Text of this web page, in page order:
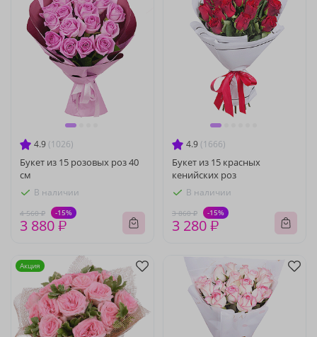
4.9 (1026)
Букет из 15 розовых роз 40
см
В наличии
4 560 ₽ -15%
3 880 ₽
4.9 (1666)
Букет из 15 красных
кенийских роз
В наличии
3 860 ₽ -15%
3 280 ₽
Акция